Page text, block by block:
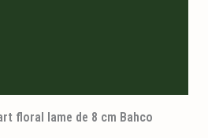
floral lame de 8 cm Bahco